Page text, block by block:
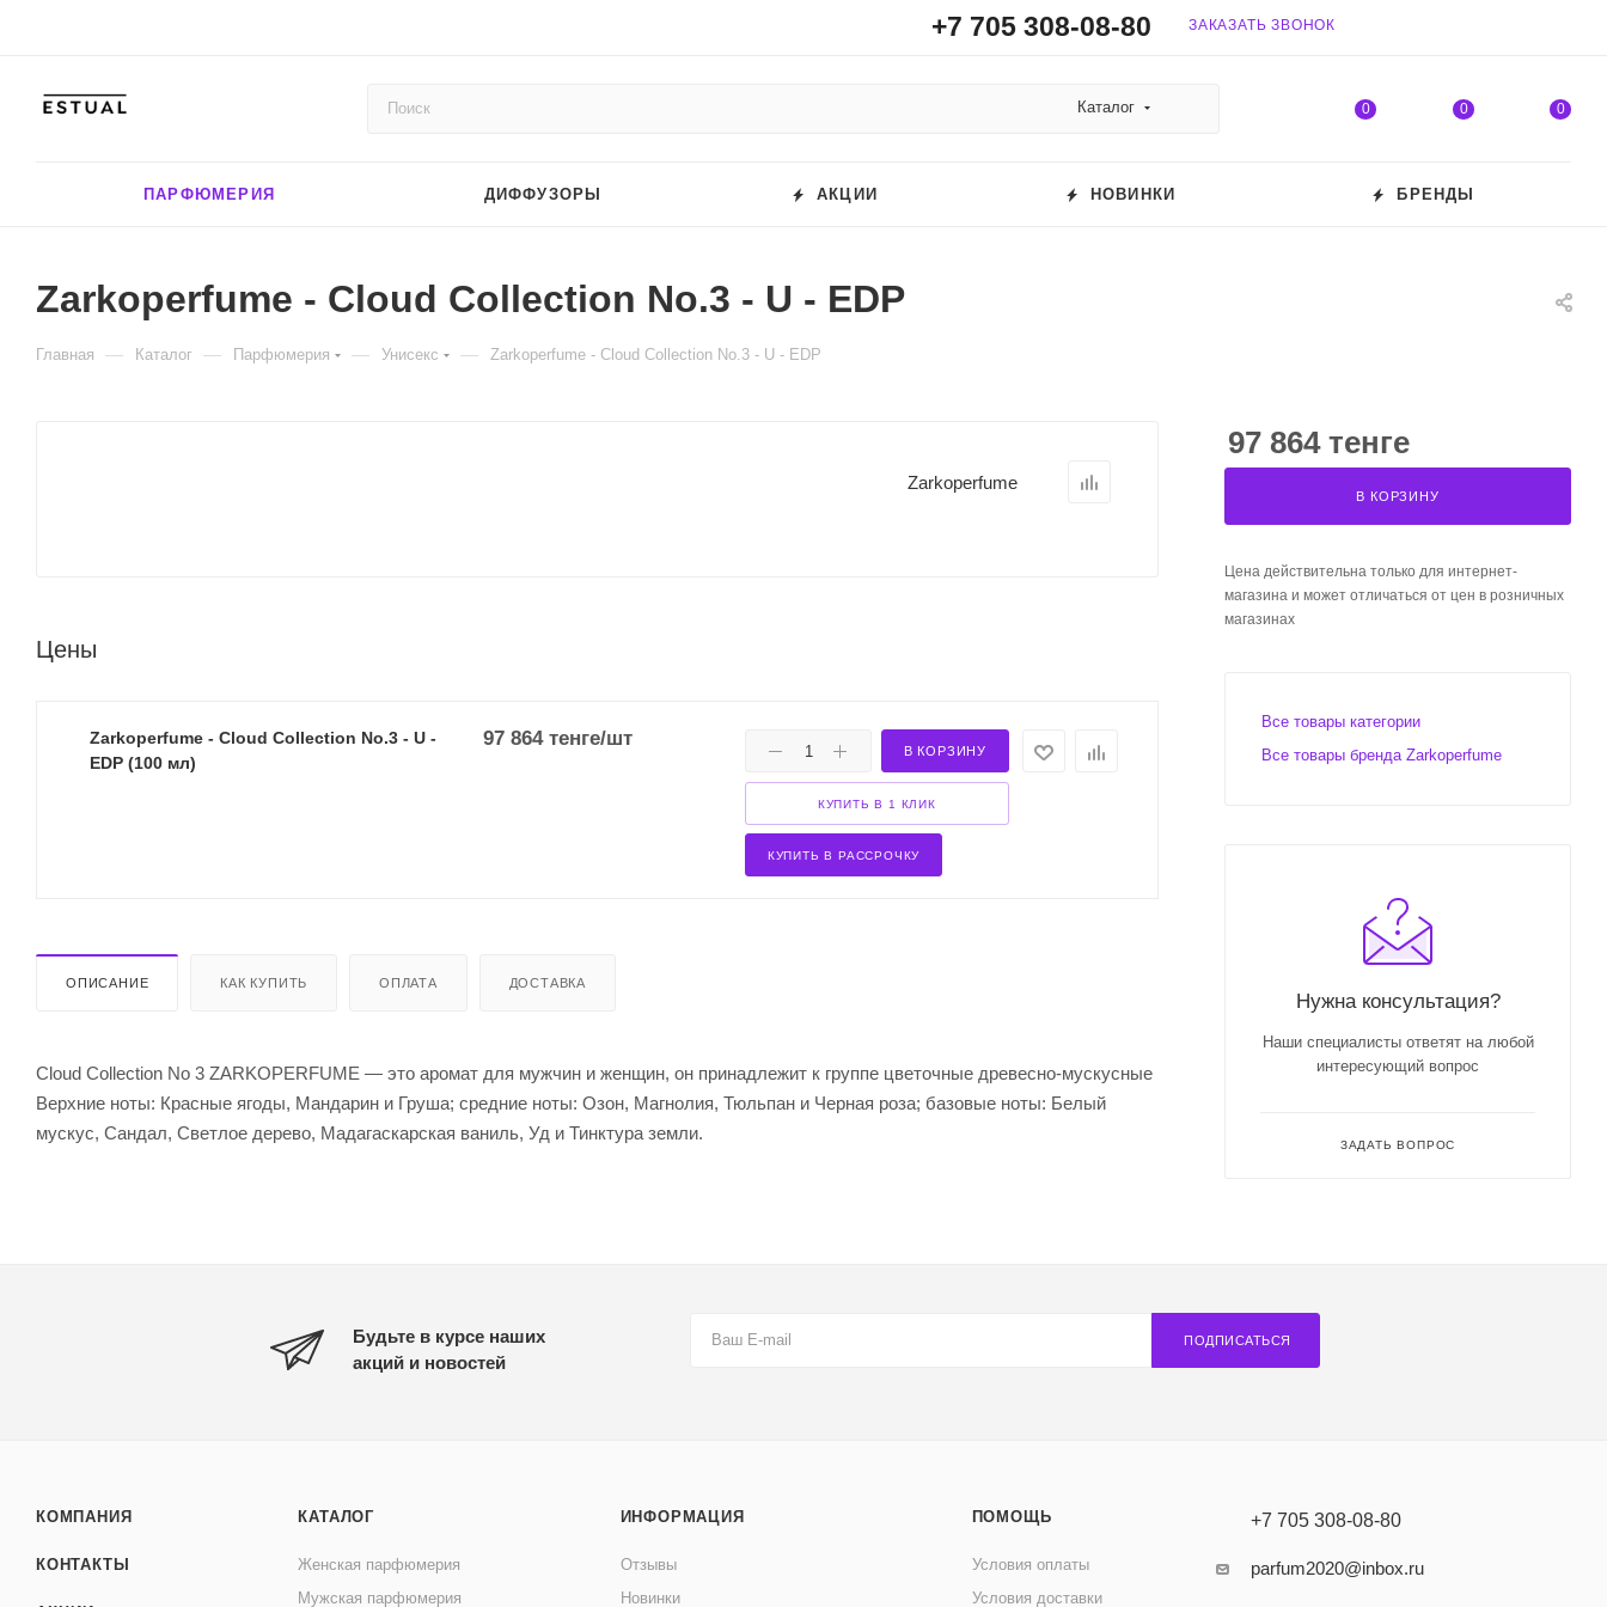
+7 705 308-08-80 ЗАКАЗАТЬ ЗВОНОК
Каталог 0 0 0
ПАРФЮМЕРИЯ ДИФФУЗОРЫ АКЦИИ НОВИНКИ БРЕНДЫ
Zarkoperfume - Cloud Collection No.3 - U - EDP
Главная — Каталог — Парфюмерия — Унисекс — Zarkoperfume - Cloud Collection No.3 - U - EDP
Zarkoperfume
Цены
Zarkoperfume - Cloud Collection No.3 - U -
EDP (100 мл)
97 864тенге/шт
В КОРЗИНУ
КУПИТЬ В 1 КЛИК
КУПИТЬ В РАССРОЧКУ
ОПИСАНИЕ КАК КУПИТЬ ОПЛАТА ДОСТАВКА
Cloud Collection No 3 ZARKOPERFUME — это аромат для мужчин и женщин, он принадлежит к группе цветочные древесно-мускусные
Верхние ноты: Красные ягоды, Мандарин и Груша; средние ноты: Озон, Магнолия, Тюльпан и Черная роза; базовые ноты: Белый
мускус, Сандал, Светлое дерево, Мадагаскарская ваниль, Уд и Тинктура земли.
97 864 тенге
В КОРЗИНУ
Цена действительна только для интернет-
магазина и может отличаться от цен в розничных
магазинах
Все товары категории
Все товары бренда Zarkoperfume
Нужна консультация?
Наши специалисты ответят на любой
интересующий вопрос
ЗАДАТЬ ВОПРОС
Будьте в курсе наших
акций и новостей
ПОДПИСАТЬСЯ
КОМПАНИЯ
КОНТАКТЫ
КАТАЛОГ
Женская парфюмерия
Мужская парфюмерия
ИНФОРМАЦИЯ
Отзывы
Новинки
ПОМОЩЬ
Условия оплаты
Условия доставки
+7 705 308-08-80
parfum2020@inbox.ru